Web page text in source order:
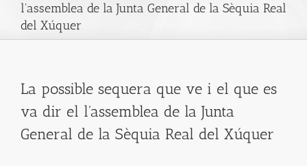
l'assemblea de la Junta General de la Sèquia Real
del Xúquer
La possible sequera que ve i el que es
va dir el l'assemblea de la Junta
General de la Sèquia Real del Xúquer